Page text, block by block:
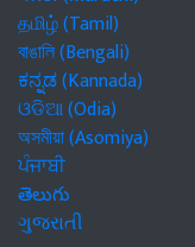
தமிழ் (Tamil)
বাঙালি (Bengali)
ಕನ್ನಡ (Kannada)
ଓଡିଆ (Odia)
অসমীয়া (Asomiya)
ਪੰਜਾਬੀ
తెలుగు
ગુજરાતી